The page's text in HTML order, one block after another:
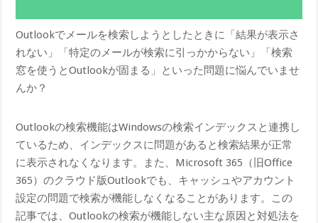
Outlookでメールを検索しようとしたときに「結果が表示さ
れない」「特定のメールが検索に引っかからない」「検索
窓を使うとOutlookが固まる」といった問題に悩んでいませ
んか？
Outlookの検索機能はWindowsの検索インデックスと連携し
ているため、インデックスに問題があると検索結果が正常
に表示されなくなります。また、Microsoft 365（旧Office
365）のクラウド版Outlookでも、キャッシュやアカウント
設定の問題で検索が機能しなくなることがあります。この
記事では、Outlookの検索が機能しない主な原因と対処法を